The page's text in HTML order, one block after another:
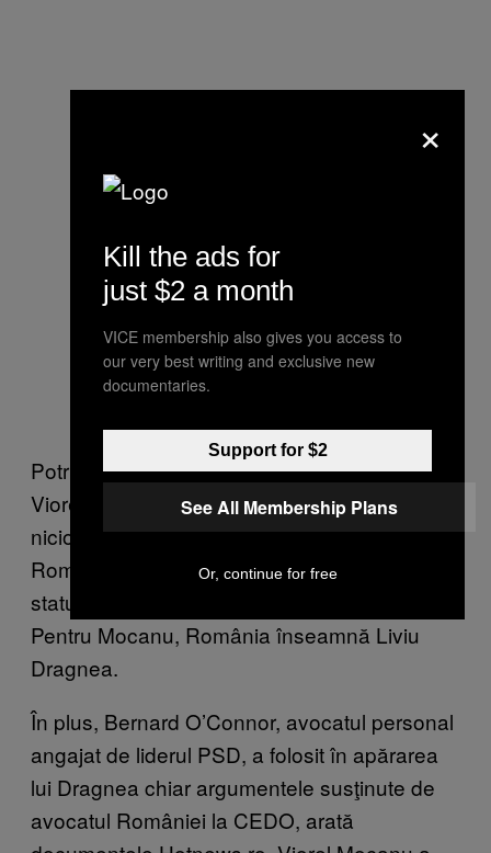
Potrivit unor surse din Ministerul de Externe,
Viorel Mocanu a bifat o premieră rușinoasă:
niciodată un agent guvernamental al
României la CEDO nu s-a întors împotriva
statului care l-a angajat să-i apere interesele.
Pentru Mocanu, România înseamnă Liviu
Dragnea.
În plus, Bernard O’Connor, avocatul personal
angajat de liderul PSD, a folosit în apărarea
lui Dragnea chiar argumentele susţinute de
avocatul României la CEDO, arată
×
Kill the ads for
just $2 a month
VICE membership also gives you access to
our very best writing and exclusive new
documentaries.
Support for $2
See All Membership Plans
Or, continue for free